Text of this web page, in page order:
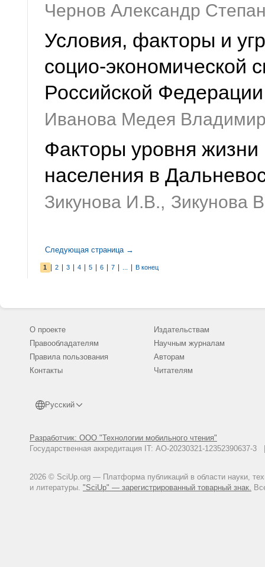
Чернов Александр
Условия, факторы и
социо-экономической
Российской Федерации
Иванова Медея
Факторы уровня жизни
населения в
Зикунова И.В., Зикунова
Следующая страница →
1 2 3 4 5 6 7 В конец
О проекте
Правообладателям
Правила пользования
Контакты
Русский
Разработчик: ООО "Технологии мобильного чтения"
Государственная аккредитация IT: АО-20230321-
2026 © SciUp.org — Платформа публикаций в области науки,
и литературы. "SciUp" — зарегистрированный товарный знак.
Издательствам
Научным журналам
Авторам
Читателям